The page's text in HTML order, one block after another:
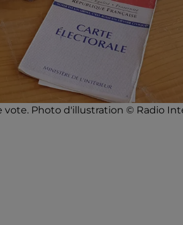
vote. Photo d'illustration © Radio